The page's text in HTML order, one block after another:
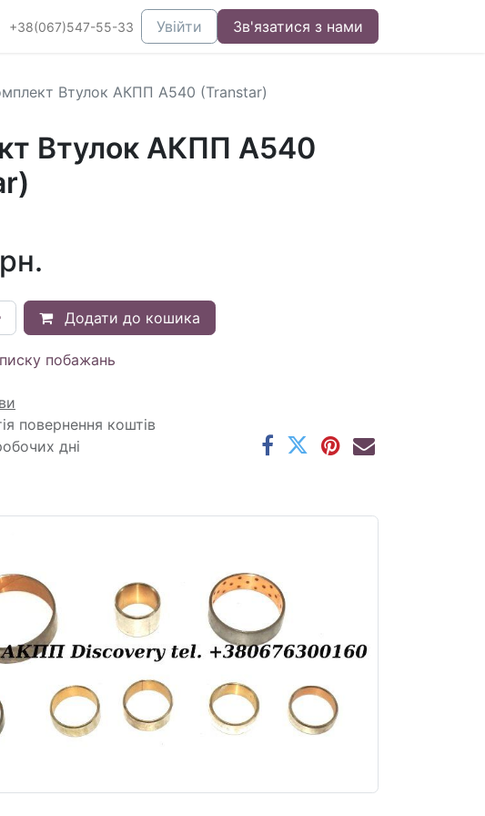
+38(067)547-55-33 Увійти Зв'язатися з нами
Втулок АКПП A540 (Transtar)
Втулок АКПП A540
Додати до кошика
побажань
повернення коштів
дні